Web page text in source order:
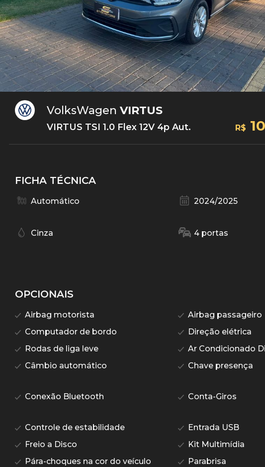
VolksWagen VIRTUS
VIRTUS TSI 1.0 Flex 12V 4p Aut. R$
FICHA TÉCNICA
Automático 2024/2025
Cinza 4 portas
OPCIONAIS
Airbag motorista Airbag passageiro
Computador de bordo
Direção elétrica
Rodas de liga leve
Ar Condicionado
Câmbio automático
Chave presença
Conexão Bluetooth
Conta-Giros
Controle de estabilidade
Entrada USB
Freio a Disco
Kit Multimídia
Pára-choques na cor do veículo
Parabrisa